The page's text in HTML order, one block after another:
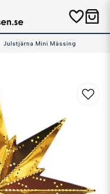
Julstjärna Mini Mässing